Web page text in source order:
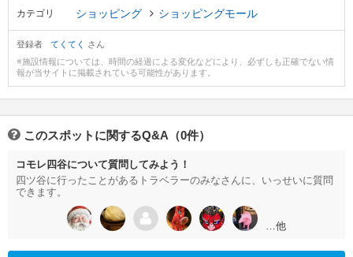
カテゴリ ショッピング ショッピングモール
登録者 てくてく さん
※施設情報については、時間の経過による変化などにより、必ずしも正確でない情
報が当サイトに掲載されている可能性があります。
このスポットに関するQ&A（0件）
コモレ四谷について質問してみよう！
四ツ谷に行ったことがあるトラベラーのみなさんに、いっせいに質問
できます。
…他